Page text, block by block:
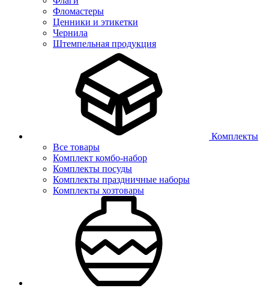
Фломастеры
Ценники и этикетки
Чернила
Штемпельная продукция
Комплекты
Все товары
Комплект комбо-набор
Комплекты посуды
Комплекты праздничные наборы
Комплекты хозтовары